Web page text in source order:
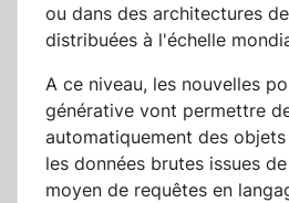
ou dans des architectures
distribuées à l'échelle
A ce niveau, les nouvelles
générative vont permettre
automatiquement des
les données brutes issues
moyen de requêtes en